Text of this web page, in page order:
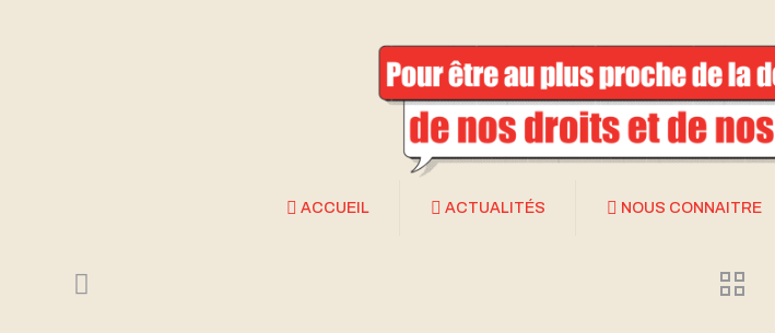
ACCUEIL ACTUALITÉS NOUS CONNAITRE